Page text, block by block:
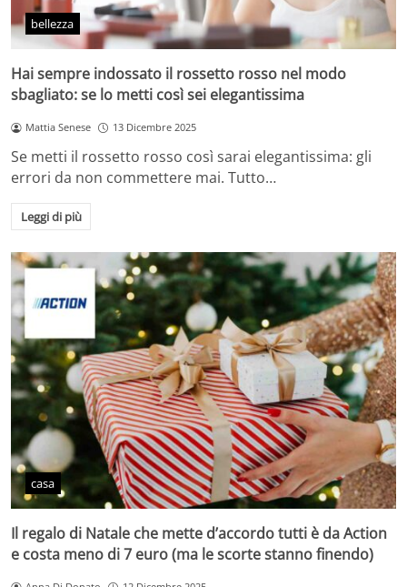
bellezza
Hai sempre indossato il rossetto rosso nel modo
sbagliato: se lo metti così sei elegantissima
Mattia Senese 13 Dicembre 2025
Se metti il rossetto rosso così sarai elegantissima: gli
errori da non commettere mai. Tutto…
Leggi di più
casa
Il regalo di Natale che mette d’accordo tutti è da Action
e costa meno di 7 euro (ma le scorte stanno finendo)